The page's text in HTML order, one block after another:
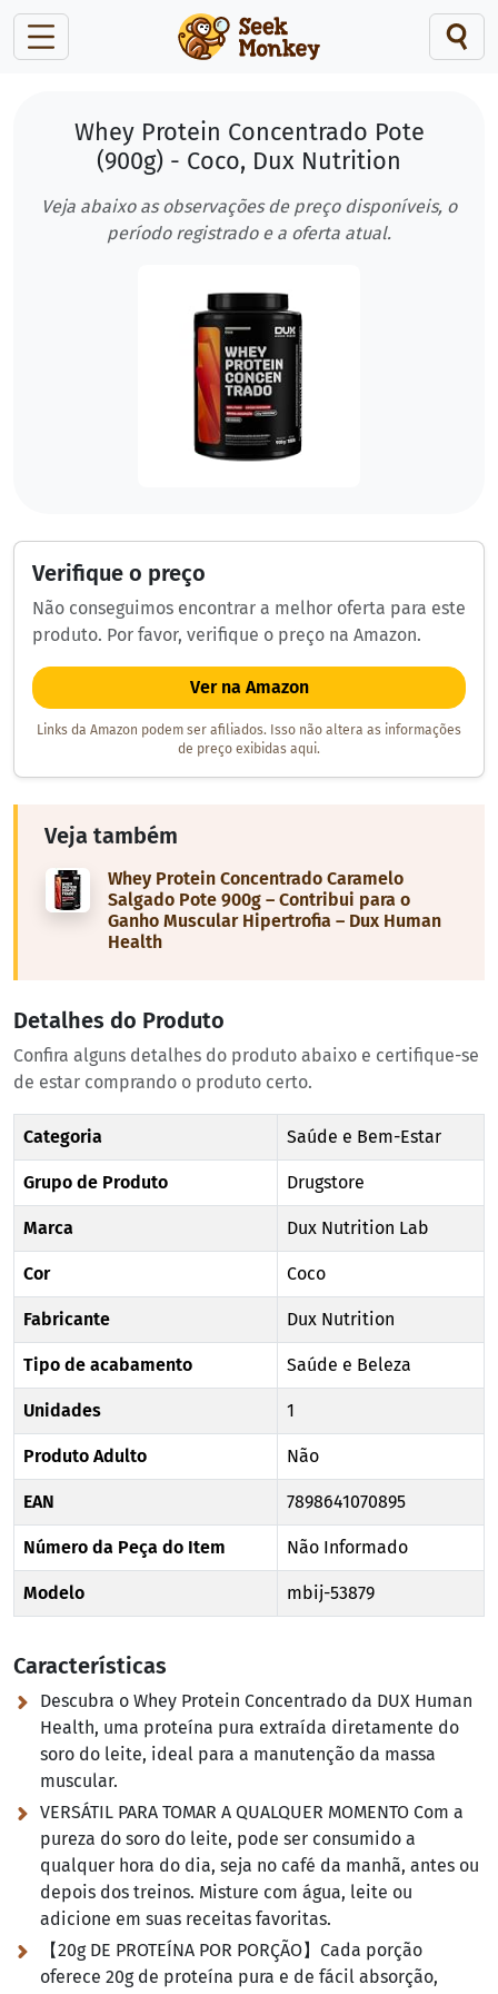
Whey Protein Concentrado Pote
(900g) - Coco, Dux Nutrition
Veja abaixo as observações de preço disponíveis, o
período registrado e a oferta atual.
Verifique o preço
Não conseguimos encontrar a melhor oferta para este
produto. Por favor, verifique o preço na Amazon.
Ver na Amazon
Links da Amazon podem ser afiliados. Isso não altera as informações
de preço exibidas aqui.
Veja também
Whey Protein Concentrado Caramelo
Salgado Pote 900g – Contribui para o
Ganho Muscular Hipertrofia – Dux Human
Health
Detalhes do Produto
Confira alguns detalhes do produto abaixo e certifique-se
de estar comprando o produto certo.
Categoria Saúde e Bem-Estar
Grupo de Produto Drugstore
Marca Dux Nutrition Lab
Cor Coco
Fabricante Dux Nutrition
Tipo de acabamento Saúde e Beleza
Unidades 1
Produto Adulto Não
EAN 7898641070895
Número da Peça do Item Não Informado
Modelo mbij-53879
Características
Descubra o Whey Protein Concentrado da DUX Human
Health, uma proteína pura extraída diretamente do
soro do leite, ideal para a manutenção da massa
muscular.
VERSÁTIL PARA TOMAR A QUALQUER MOMENTO Com a
pureza do soro do leite, pode ser consumido a
qualquer hora do dia, seja no café da manhã, antes ou
depois dos treinos. Misture com água, leite ou
adicione em suas receitas favoritas.
【20g DE PROTEÍNA POR PORÇÃO】Cada porção
oferece 20g de proteína pura e de fácil absorção,